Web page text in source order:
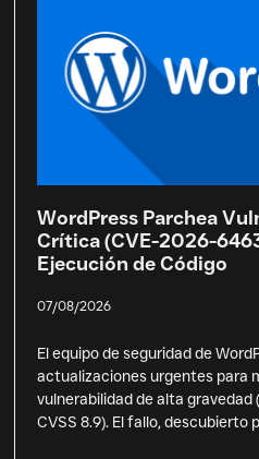
WordPress Parchea
Crítica (CVE-2026-
Ejecución de Código
07/08/2026
El equipo de seguridad de
actualizaciones urgentes para
vulnerabilidad de alta gravedad
CVSS 8.9). El fallo, descubierto